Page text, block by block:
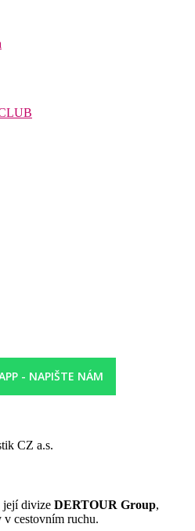
- NAPIŠTE NÁM
CZ a.s.
její divize DERTOUR Group,
v cestovním ruchu.